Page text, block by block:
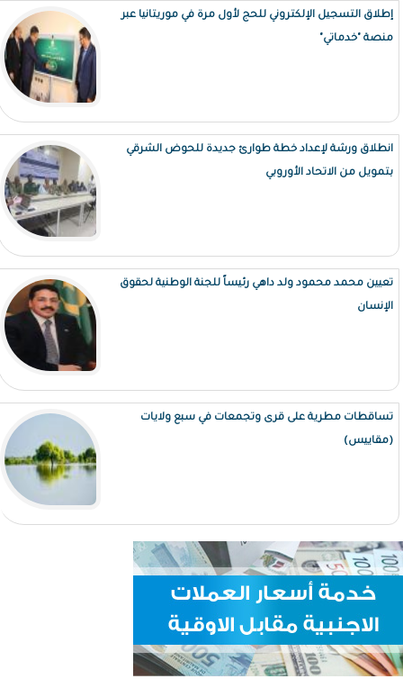
إطلاق التسجيل الإلكتروني للحج لأول مرة في موريتانيا عبر
منصة "خدماتي"
انطلاق ورشة لإعداد خطة طوارئ جديدة للحوض الشرقي
بتمويل من الاتحاد الأوروبي
تعيين محمد محمود ولد داهي رئيساً للجنة الوطنية لحقوق
الإنسان
تساقطات مطرية على قرى وتجمعات في سبع ولايات
(مقاييس)